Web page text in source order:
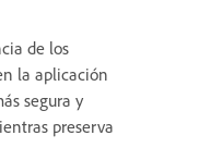
de los
la aplicación
segura y
preserva